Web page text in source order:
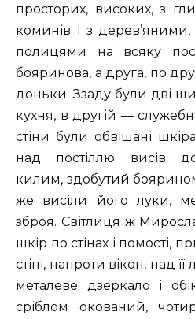
просторих, високих, з
коминів і з
полицями на всяку
бояринова, а друга, по
доньки. Ззаду були дві
кухня, в другій —
стіни були обвішані
над постіллю висів
килим, здобутий
же висіли його луки,
зброя. Світлиця ж
шкір по стінах і помості,
стіні, напроти вікон, над
металеве дзеркало і
сріблом окований,